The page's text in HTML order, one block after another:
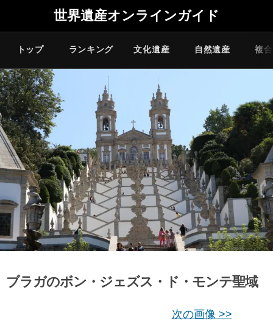
世界遺産オンラインガイド
トップ ランキング 文化遺産 自然遺産 複
ブラガのボン・ジェズス・ド・モンテ聖域
次の画像 >>